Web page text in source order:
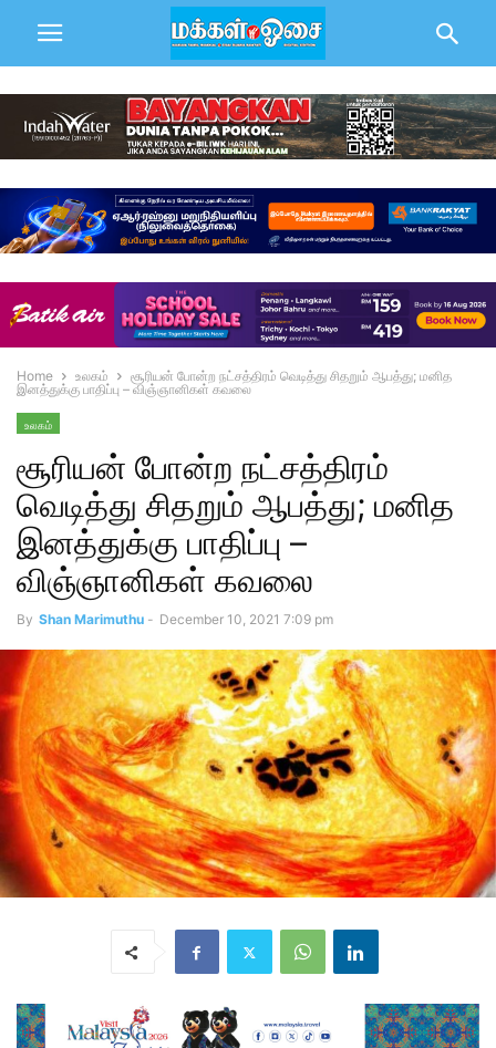
Home உலகம்
சூரியன் போன்ற நட்சத்திரம் வெடித்து சிதறும் ஆபத்து; மனித
இனத்துக்கு பாதிப்பு – விஞ்ஞானிகள் கவலை
உலகம்
சூரியன் போன்ற நட்சத்திரம்
வெடித்து சிதறும் ஆபத்து; மனித
இனத்துக்கு பாதிப்பு –
விஞ்ஞானிகள் கவலை
By Shan Marimuthu - December 10, 2021 7:09 pm